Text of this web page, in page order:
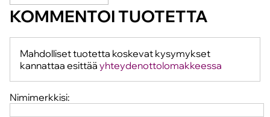
KOMMENTOI TUOTETTA
Mahdolliset tuotetta koskevat kysymykset
kannattaa esittää yhteydenottolomakkeessa
Nimimerkkisi: